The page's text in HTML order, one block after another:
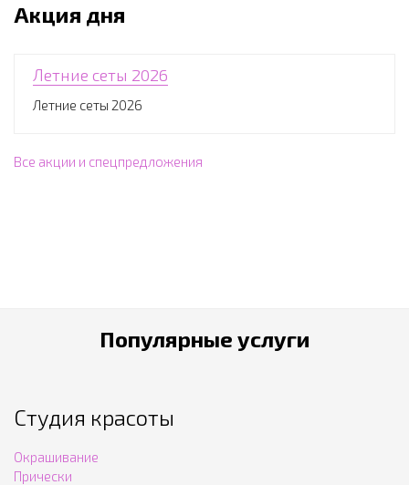
Акция дня
Летние сеты 2026
Летние сеты 2026
Все акции и спецпредложения
Популярные услуги
Студия красоты
Окрашивание
Прически